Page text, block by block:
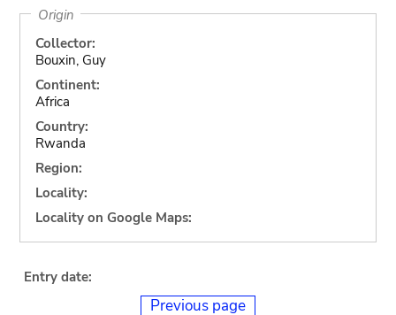
Origin
Collector:
Bouxin, Guy
Continent:
Africa
Country:
Rwanda
Region:
Locality:
Locality on Google Maps:
Entry date:
Previous page